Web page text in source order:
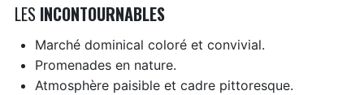
LES INCONTOURNABLES
Marché dominical coloré et convivial.
Promenades en nature.
Atmosphère paisible et cadre pittoresque.